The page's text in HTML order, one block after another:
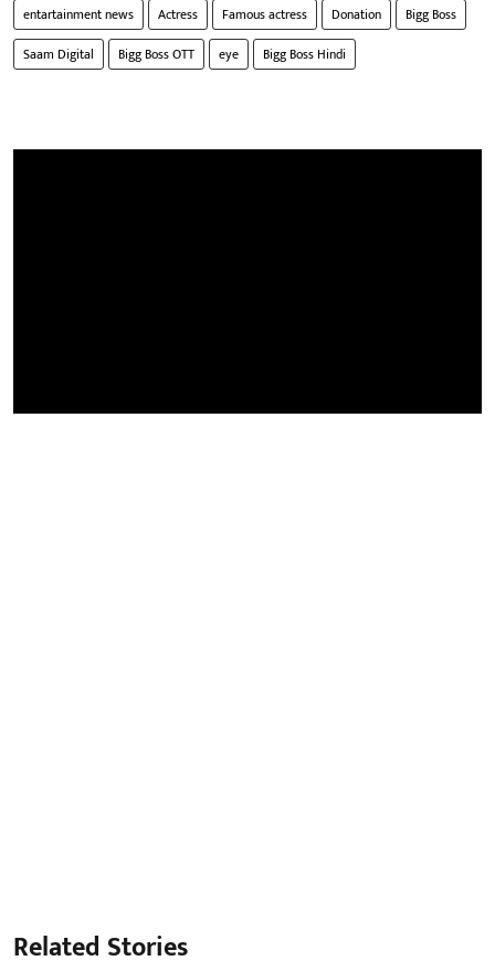
entartainment news
Actress Famous actress Donation
Bigg Boss
Saam Digital
Bigg Boss OTT eye Bigg Boss Hindi
Related Stories